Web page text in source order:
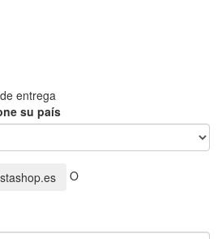
entrega
su país
O